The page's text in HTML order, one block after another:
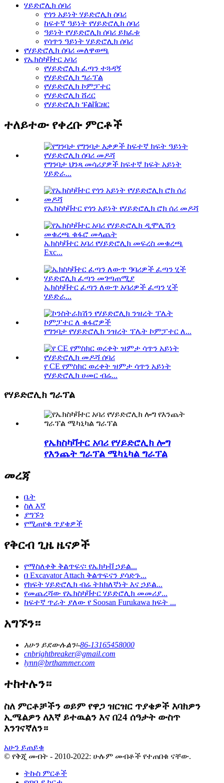
ሃይድሮሊክ ሰባሪ
የጎን አይነት ሃይድሮሊክ ሰባሪ
ከፍተኛ ዓይነት የሃይድሮሊክ ሰባሪ
ዓይነት የሃይድሮሊክ ሰባሪ ይክፈቱ
የሳጥን ዓይነት ሃይድሮሊክ ሰባሪ
የሃይድሮሊክ ሰባሪ መለዋወጫ
የኤክስካቫተር አባሪ
የሃይድሮሊክ ፈጣን ተጓዳኝ
የሃይድሮሊክ ግራፕል
የሃይድሮሊክ ኮምፓተር
የሃይድሮሊክ ሸረር
የሃይድሮሊክ ፑልቨርዘር
ተለይተው የቀረቡ ምርቶች
የግንባታ ህንጻ መሳሪያዎች ከፍተኛ ክፍት አይነት
ሃይድራ...
የኤክስካቫተር የጎን አይነት የሃይድሮሊክ ሮክ ሰሪ መዶሻ
ኤክስካቫተር አባሪ የሃይድሮሊክ መፍረስ መቁረጫ
Exc...
ኤክስካቫተር ፈጣን ለውጥ አባሪዎች ፈጣን ሂች
ሃይድራ...
የግንባታ የሃይድሮሊክ ንዝረት ፕሌት ኮምፓተር ለ...
የ CE የምስክር ወረቀት ዝምታ ሳጥን አይነት
የሃይድሮሊክ ሀመር ብሬ...
የሃይድሮሊክ ግራፕል
የኤክስካቫተር አባሪ የሃይድሮሊክ ሎግ
የእንጨት ግራፕል ሜካኒካል ግራፕል
መረጃ
ቤት
ስለ እኛ
ያግኙን
የሚጠየቁ ጥያቄዎች
የቅርብ ጊዜ ዜናዎች
የማስለቀቅ ቅልጥፍና፡ የኤክካቭ ኃይል...
በ Excavator Attach ቅልጥፍናን ያሳድጉ...
የክፍት ሃይድሮሊክ ብሬ ትክክለኛነት እና ኃይል...
የመጨረሻው የኤክስካቫተር ሃይድሮሊክ መመሪያ...
ከፍተኛ ጥራት ያለው የ Soosan Furukawa ክፍት ...
አግኙን።
አሁን ይደውሉልን፡-86-13165458000
cnbrightbreaker@gmail.com
lynn@brthammer.com
ተከተሉን።
ስለ ምርቶቻችን ወይም የዋጋ ዝርዝር ጥያቄዎች እባክዎን
ኢሜልዎን ለእኛ ይተዉልን እና በ24 ሰዓታት ውስጥ
እንገናኛለን።
አሁን ይጠይቁ
© የቅጂ መብት - 2010-2022: ሁሉም መብቶች የተጠበቁ ናቸው.
ትኩስ ምርቶች